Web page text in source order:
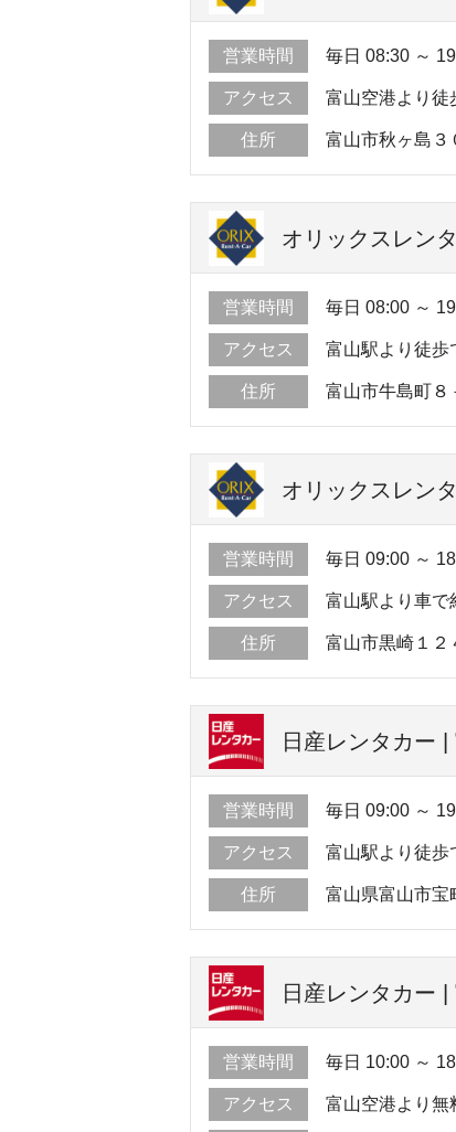
営業時間 毎日 08:30 ～
アクセス 富山空港より徒
住所 富山市秋ヶ島３
オリックスレン
営業時間 毎日 08:00 ～
アクセス 富山駅より徒歩
住所 富山市牛島町８
オリックスレン
営業時間 毎日 09:00 ～
アクセス 富山駅より車で
住所 富山市黒崎１２
日産レンタカー
営業時間 毎日 09:00 ～
アクセス 富山駅より徒歩
住所 富山県富山市宝
日産レンタカー
営業時間 毎日 10:00 ～
アクセス 富山空港より無